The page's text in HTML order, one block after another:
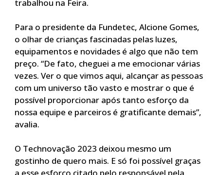
trabalhou na Feira.
Para o presidente da Fundetec, Alcione Gomes,
o olhar de crianças fascinadas pelas luzes,
equipamentos e novidades é algo que não tem
preço. “De fato, cheguei a me emocionar várias
vezes. Ver o que vimos aqui, alcançar as pessoas
com um universo tão vasto e mostrar o que é
possível proporcionar após tanto esforço da
nossa equipe e parceiros é gratificante demais”,
avalia.
O Technovação 2023 deixou mesmo um
gostinho de quero mais. E só foi possível graças
a esse esforço citado pelo responsável pela